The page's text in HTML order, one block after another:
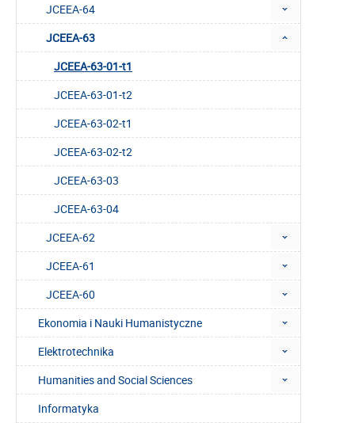
JCEEA-64
JCEEA-63
JCEEA-63-01-t1
JCEEA-63-01-t2
JCEEA-63-02-t1
JCEEA-63-02-t2
JCEEA-63-03
JCEEA-63-04
JCEEA-62
JCEEA-61
JCEEA-60
Ekonomia i Nauki Humanistyczne
Elektrotechnika
Humanities and Social Sciences
Informatyka